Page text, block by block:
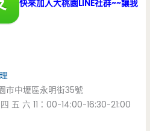
快來加入大桃園LINE社群~~讓我
市中壢區永明街35號
五 六 11：00-14:00-16:30-21:00